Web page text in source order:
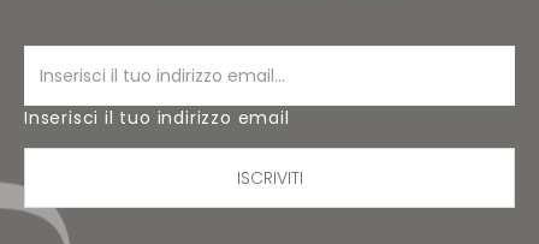
Inserisci il tuo indirizzo email
ISCRIVITI